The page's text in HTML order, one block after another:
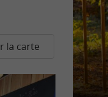
la carte